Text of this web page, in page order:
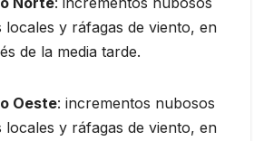
locales y ráfagas de viento, en
de la media tarde.
Oeste: incrementos nubosos
locales y ráfagas de viento, en